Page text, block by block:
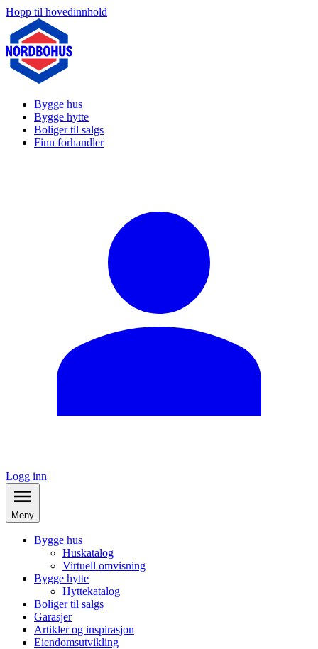
Hopp til hovedinnhold
Bygge hus
Bygge hytte
Boliger til salgs
Finn forhandler
Logg inn
Meny
Bygge hus
Huskatalog
Virtuell omvisning
Bygge hytte
Hyttekatalog
Boliger til salgs
Garasjer
Artikler og inspirasjon
Eiendomsutvikling